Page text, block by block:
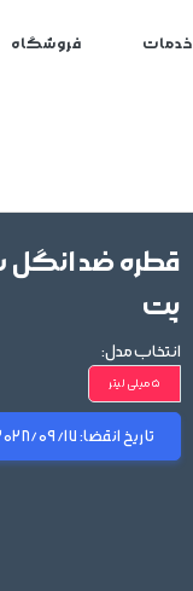
خدمات فروشگاه
قطره ضد انگل
پت
انتخاب مدل:
5 میلی لیتر
تاریخ انقضا:09/17